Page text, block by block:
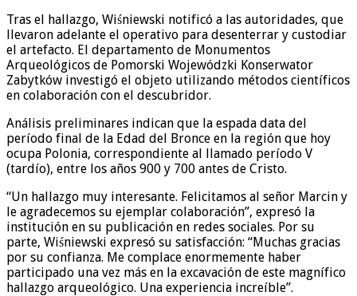
Tras el hallazgo, Wiśniewski notificó a las autoridades, que
llevaron adelante el operativo para desenterrar y custodiar
el artefacto. El departamento de Monumentos
Arqueológicos de Pomorski Wojewódzki Konserwator
Zabytków investigó el objeto utilizando métodos científicos
en colaboración con el descubridor.
Análisis preliminares indican que la espada data del
período final de la Edad del Bronce en la región que hoy
ocupa Polonia, correspondiente al llamado período V
(tardío), entre los años 900 y 700 antes de Cristo.
“Un hallazgo muy interesante. Felicitamos al señor Marcin y
le agradecemos su ejemplar colaboración”, expresó la
institución en su publicación en redes sociales. Por su
parte, Wiśniewski expresó su satisfacción: “Muchas gracias
por su confianza. Me complace enormemente haber
participado una vez más en la excavación de este magnífico
hallazgo arqueológico. Una experiencia increíble”.